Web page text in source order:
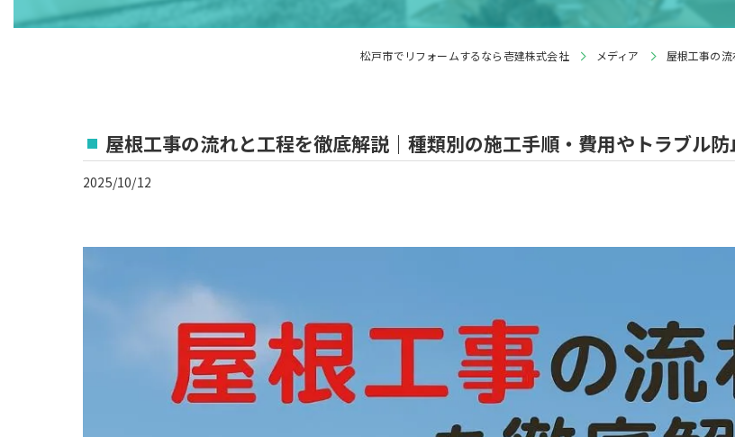
松戸市でリフォームするなら壱建株式会社 メディア 屋根工事の
屋根工事の流れと工程を徹底解説｜種類別の施工手順・費用やトラブル
2025/10/12